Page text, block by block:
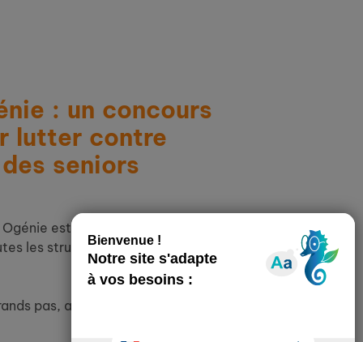
: un concours
lutter contre
seniors
est un concours national créatif
les structures engagées pour le lien
pas, alors restez à l’écoute et